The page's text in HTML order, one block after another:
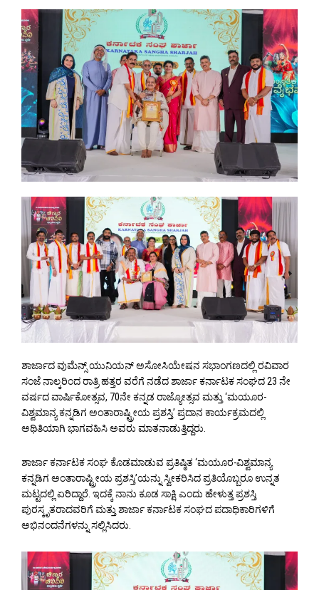
ಶಾರ್ಜಾದ ವುಮೆನ್ಸ್ ಯುನಿಯನ್ ಅಸೋಸಿಯೇಷನ ಸಭಾಂಗಣದಲ್ಲಿ ರವಿವಾರ
ಸಂಜೆ ನಾಲ್ಕರಿಂದ ರಾತ್ರಿ ಹತ್ತರ ವರೆಗೆ ನಡೆದ ಶಾರ್ಜಾ ಕರ್ನಾಟಕ ಸಂಘದ 23 ನೇ
ವರ್ಷದ ವಾರ್ಷಿಕೋತ್ಸವ, 70ನೇ ಕನ್ನಡ ರಾಜ್ಯೋತ್ಸವ ಮತ್ತು ‘ಮಯೂರ-
ವಿಶ್ವಮಾನ್ಯ ಕನ್ನಡಿಗ ಅಂತಾರಾಷ್ಟ್ರೀಯ ಪ್ರಶಸ್ತಿ’ ಪ್ರದಾನ ಕಾರ್ಯಕ್ರಮದಲ್ಲಿ
ಅಥಿತಿಯಾಗಿ ಭಾಗವಹಿಸಿ ಅವರು ಮಾತನಾಡುತ್ತಿದ್ದರು.
ಶಾರ್ಜಾ ಕರ್ನಾಟಕ ಸಂಘ ಕೊಡಮಾಡುವ ಪ್ರತಿಷ್ಠಿತ ‘ಮಯೂರ-ವಿಶ್ವಮಾನ್ಯ
ಕನ್ನಡಿಗ ಅಂತಾರಾಷ್ಟ್ರೀಯ ಪ್ರಶಸ್ತಿ’ಯನ್ನು ಸ್ವೀಕರಿಸಿದ ಪ್ರತಿಯೊಬ್ಬರೂ ಉನ್ನತ
ಮಟ್ಟದಲ್ಲಿ ಏರಿದ್ದಾರೆ. ಇದಕ್ಕೆ ನಾನು ಕೂಡ ಸಾಕ್ಷಿ ಎಂದು ಹೇಳುತ್ತ ಪ್ರಶಸ್ತಿ
ಪುರಸ್ಕೃತರಾದವರಿಗೆ ಮತ್ತು ಶಾರ್ಜಾ ಕರ್ನಾಟಕ ಸಂಘದ ಪದಾಧಿಕಾರಿಗಳಿಗೆ
ಅಭಿನಂದನೆಗಳನ್ನು ಸಲ್ಲಿಸಿದರು.